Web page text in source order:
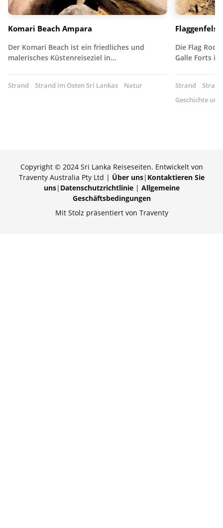
Komari Beach Ampara
Der Komari Beach ist ein friedliches und
malerisches Küstenreiseziel in…
Strand Strand im Osten Sri Lankas Natur
Die Flag
Galle Forts
Strand
Geschichte
Copyright © 2024 Sri Lanka Reiseseiten. Entwickelt von
Traventy Australia Pty Ltd | Über uns| Kontaktieren Sie
uns| Datenschutzrichtlinie| Allgemeine
Geschäftsbedingungen
Mit Stolz präsentiert von Traventy